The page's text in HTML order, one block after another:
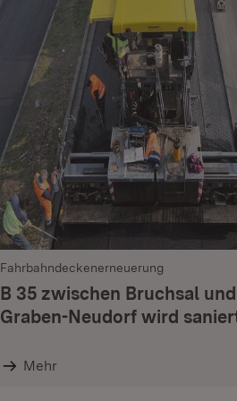
Fahrbahndeckenerneuerung
B 35 zwischen Bruchsal und
Graben-Neudorf wird
Mehr